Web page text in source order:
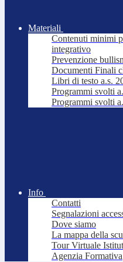
Materiali
Contenuti minimi
integrativo
Prevenzione
Documenti Finali
Libri di testo a.s.
Programmi svolti
Programmi svolti
Info
Contatti
Segnalazioni
Dove siamo
La mappa della
Tour Virtuale
Agenzia Formativa